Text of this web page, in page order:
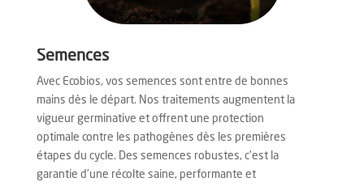
Semences
Avec Ecobios, vos semences sont entre de bonnes
mains dès le départ. Nos traitements augmentent la
vigueur germinative et offrent une protection
optimale contre les pathogènes dès les premières
étapes du cycle. Des semences robustes, c’est la
garantie d’une récolte saine, performante et